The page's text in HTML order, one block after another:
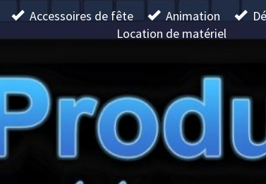
Accessoires de fête Animation
Location de matériel